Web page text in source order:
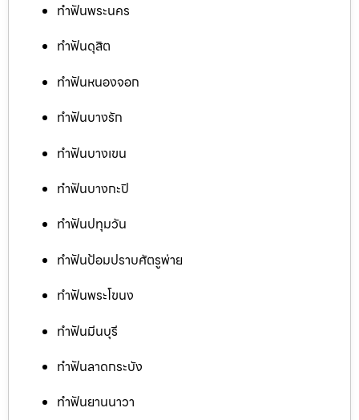
ทำฟันพระนคร
ทำฟันดุสิต
ทำฟันหนองจอก
ทำฟันบางรัก
ทำฟันบางเขน
ทำฟันบางกะปิ
ทำฟันปทุมวัน
ทำฟันป้อมปราบศัตรูพ่าย
ทำฟันพระโขนง
ทำฟันมีนบุรี
ทำฟันลาดกระบัง
ทำฟันยานนาวา